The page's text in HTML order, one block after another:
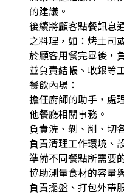
的建議。
後續將顧客點餐訊息
之料理，如：烤土司
於顧客用餐完畢後，
並負責結帳、收銀等
餐飲內場：
擔任廚師的助手，處
他餐廳相關事務。
負責洗、剝、削、切
負責清理工作環境、
準備不同餐點所需要
協助測量食材的容量
負責擺盤、打包外帶